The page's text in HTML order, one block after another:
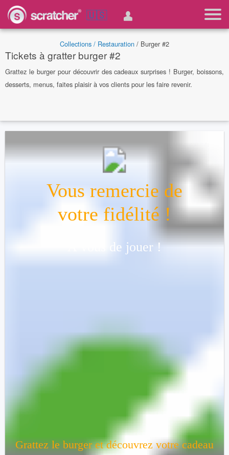
🇺🇸
Collections / Restauration / Burger #2
Tickets à gratter burger #2
Grattez le burger pour découvrir des cadeaux surprises ! Burger, boissons,
desserts, menus, faites plaisir à vos clients pour les faire revenir.
Vous remercie de
votre fidélité !
À vous de jouer !
Grattez le burger et découvrez votre cadeau
boisson